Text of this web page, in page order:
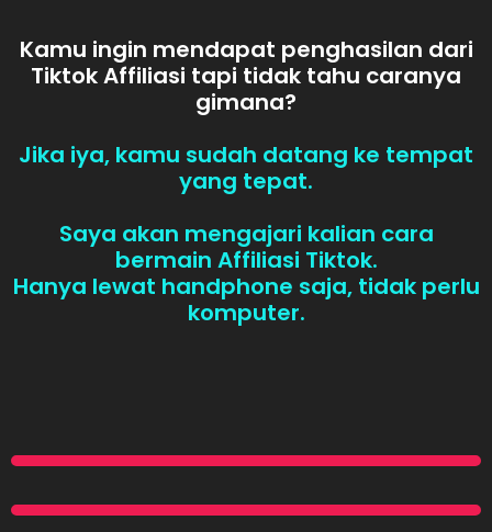
Kamu ingin mendapat penghasilan dari
Tiktok Affiliasi tapi tidak tahu caranya
gimana?
Jika iya, kamu sudah datang ke tempat
yang tepat.
Saya akan mengajari kalian cara
bermain Affiliasi Tiktok.
Hanya lewat handphone saja, tidak perlu
komputer.